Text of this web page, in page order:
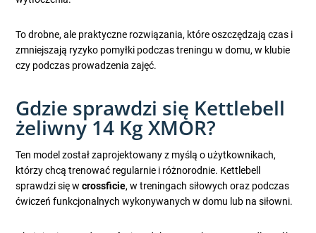
To drobne, ale praktyczne rozwiązania, które oszczędzają czas i
zmniejszają ryzyko pomyłki podczas treningu w domu, w klubie
czy podczas prowadzenia zajęć.
Gdzie sprawdzi się Kettlebell
żeliwny 14 Kg XMOR?
Ten model został zaprojektowany z myślą o użytkownikach,
którzy chcą trenować regularnie i różnorodnie. Kettlebell
sprawdzi się wcrossficie, w treningach siłowych oraz podczas
ćwiczeń funkcjonalnych wykonywanych w domu lub na siłowni.